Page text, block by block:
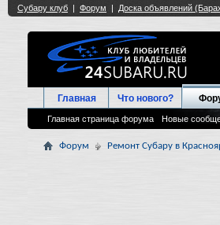
Главная Что нового?
Главная страница форума Новые
Форум Ремонт Субару в